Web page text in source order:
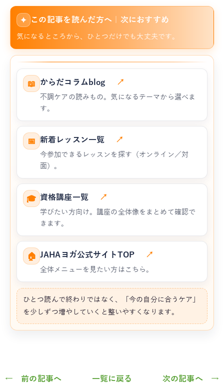
✦ この記事を読んだ方へ｜次におすすめ
気になるところから、ひとつだけでも大丈夫です。
📖 からだコラムblog ↗
不調ケアの読みもの。気になるテーマから選べま
す。
📅 新着レッスン一覧 ↗
今参加できるレッスンを探す（オンライン／対
面）。
🎓 資格講座一覧 ↗
学びたい方向け。講座の全体像をまとめて確認で
きます。
🏠 JAHAヨガ公式サイトTOP ↗
全体メニューを見たい方はこちら。
ひとつ読んで終わりではなく、「今の自分に合うケア」
を少しずつ増やしていくと整いやすくなります。
← 前の記事へ 一覧に戻る 次の記事へ →